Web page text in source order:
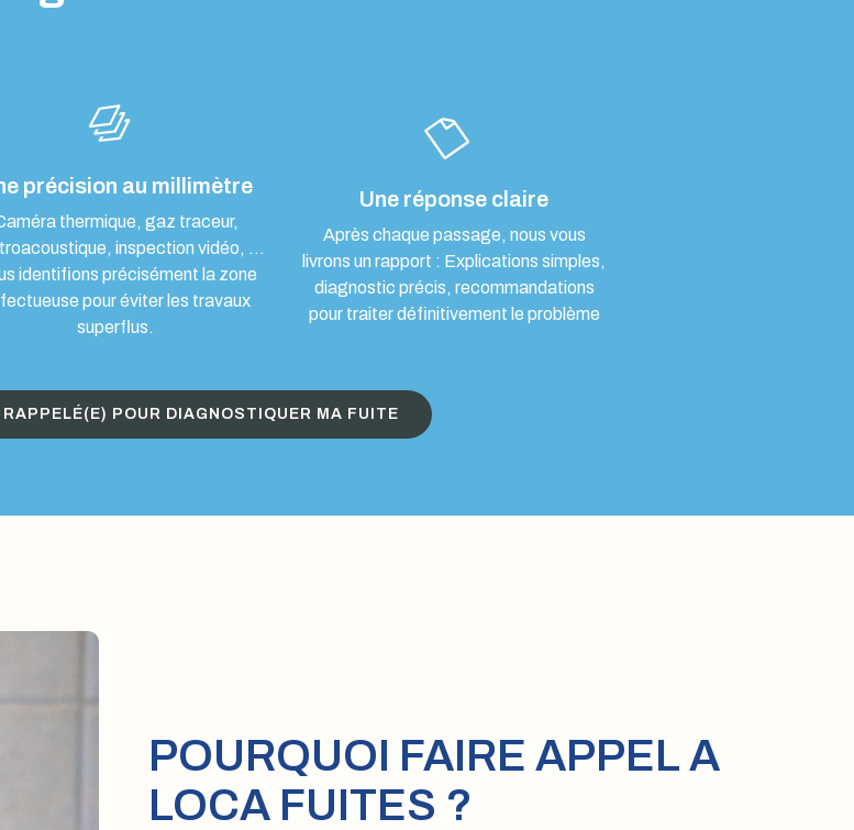
précision au millimètre
thermique, gaz traceur,
inspection vidéo, …
identifions précisément la zone
pour éviter les travaux
superflus.
Une réponse claire
Après chaque passage, nous vous
livrons un rapport : Explications simples,
diagnostic précis, recommandations
pour traiter définitivement le problème
POUR DIAGNOSTIQUER MA FUITE
POURQUOI FAIRE APPEL A
LOCA FUITES ?